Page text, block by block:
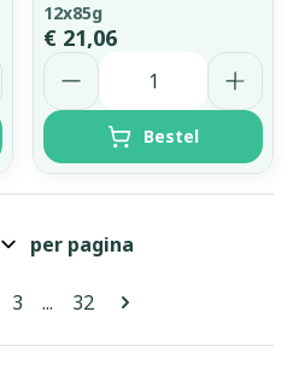
12x85g
€ 21,06
Aantal
Bestel
Pagina's
momenteel pagina
Pagina
3 ... Pagina
32
per pagina